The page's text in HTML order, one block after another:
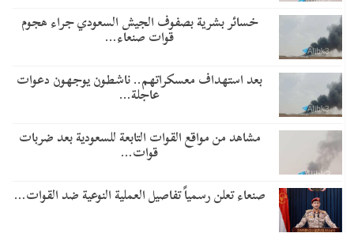
خسائر بشرية بصفوف الجيش السعودي جراء هجوم
قوات صنعاء…
بعد استهداف معسكراتهم.. ناشطون يوجهون دعوات
عاجلة…
مشاهد من مواقع القوات التابعة للسعودية بعد ضربات
قوات…
صنعاء تعلن رسمياً تفاصيل العملية النوعية ضد القوات…